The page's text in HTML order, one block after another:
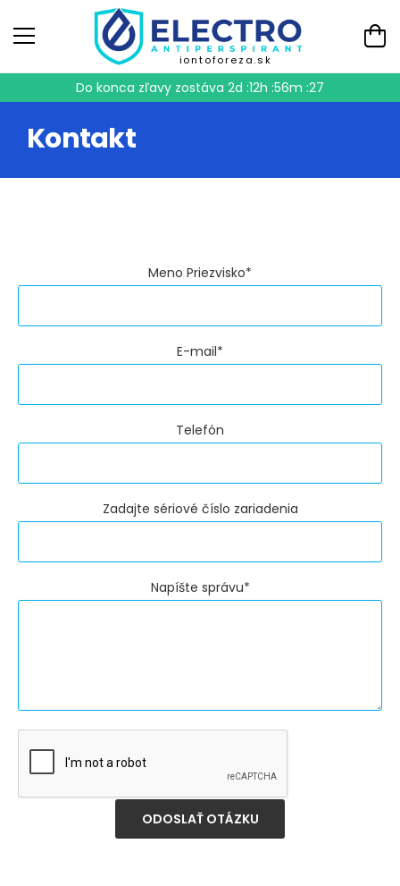
iontoforeza.sk
Do konca zľavy zostáva 2d :12h :56m :27
Kontakt
Meno Priezvisko*
E-mail*
Telefón
Zadajte sériové číslo zariadenia
Napíšte správu*
ODOSLAŤ OTÁZKU